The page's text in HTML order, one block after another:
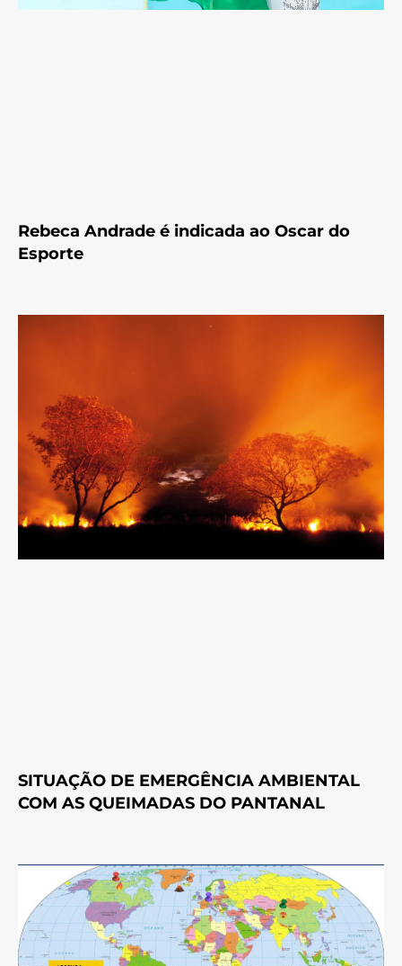
Rebeca Andrade é indicada ao Oscar do
Esporte
SITUAÇÃO DE EMERGÊNCIA AMBIENTAL
COM AS QUEIMADAS DO PANTANAL